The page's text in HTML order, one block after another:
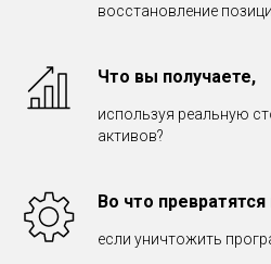
восстановление
Что вы получаете,
используя реальную
активов?
Во что
если уничтожить